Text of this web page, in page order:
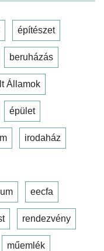
építészet
beruházás
Államok
épület
irodaház
eecfa
rendezvény
műemlék